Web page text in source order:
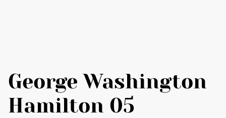
George Washington
Hamilton 05